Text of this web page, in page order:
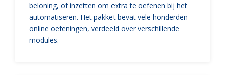
beloning, of inzetten om extra te oefenen bij het
automatiseren. Het pakket bevat vele honderden
online oefeningen, verdeeld over verschillende
modules.